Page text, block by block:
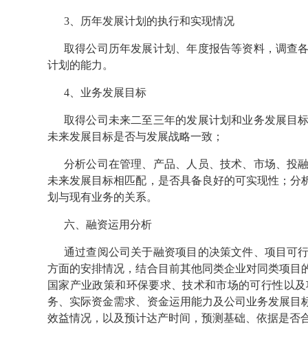
3、历年发展计划的执行和实现情况
取得公司历年发展计划、年度报告等资料，调查
计划的能力。
4、业务发展目标
取得公司未来二至三年的发展计划和业务发展目
未来发展目标是否与发展战略一致；
分析公司在管理、产品、人员、技术、市场、投
未来发展目标相匹配，是否具备良好的可实现性；
划与现有业务的关系。
六、融资运用分析
通过查阅公司关于融资项目的决策文件、项目可
方面的安排情况，结合目前其他同类企业对同类项
国家产业政策和环保要求、技术和市场的可行性以
务、实际资金需求、资金运用能力及公司业务发展
效益情况，以及预计达产时间，预测基础、依据是否